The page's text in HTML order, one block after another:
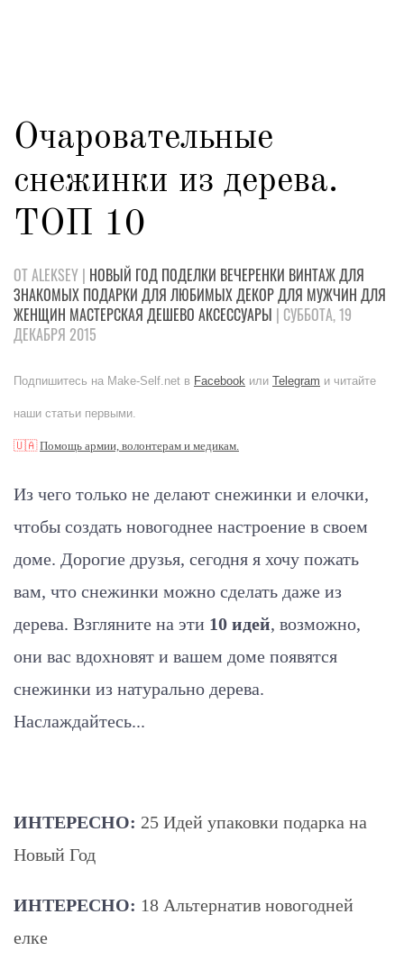
Очаровательные
снежинки из дерева.
ТОП 10
ОТ ALEKSEY | НОВЫЙ ГОД ПОДЕЛКИ ВЕЧЕРЕНКИ ВИНТАЖДЛЯ
ЗНАКОМЫХ ПОДАРКИ ДЛЯ ЛЮБИМЫХДЕКОРДЛЯ МУЖЧИН ДЛЯ
ЖЕНЩИН МАСТЕРСКАЯ ДЕШЕВО АКСЕССУАРЫ | СУББОТА, 19
ДЕКАБРЯ 2015
Подпишитесь на Make-Self.net в Facebook или Telegram и читайте
наши статьи первыми.
🇺🇦Помощь армии, волонтерам и медикам.
Из чего только не делают снежинки и елочки,
чтобы создать новогоднее настроение в своем
доме. Дорогие друзья, сегодня я хочу пожать
вам, что снежинки можно сделать даже из
дерева. Взгляните на эти 10 идей, возможно,
они вас вдохновят и вашем доме появятся
снежинки из натурально дерева.
Наслаждайтесь...
ИНТЕРЕСНО: 25 Идей упаковки подарка на
Новый Год
ИНТЕРЕСНО: 18 Альтернатив новогодней
елке